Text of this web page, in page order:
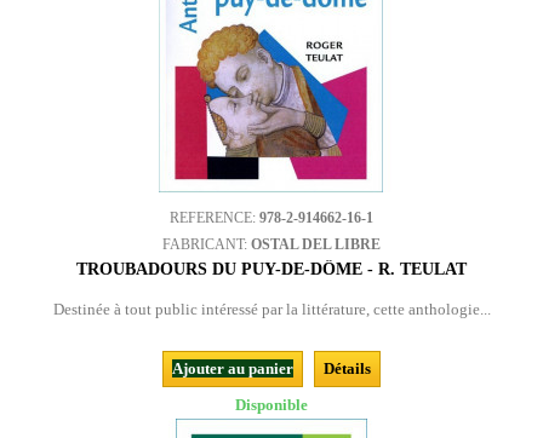
REFERENCE: 978-2-914662-16-1
FABRICANT: OSTAL DEL LIBRE
TROUBADOURS DU PUY-DE-DÔME - R. TEULAT
Destinée à tout public intéressé par la littérature, cette anthologie...
Ajouter au panier
Détails
Disponible